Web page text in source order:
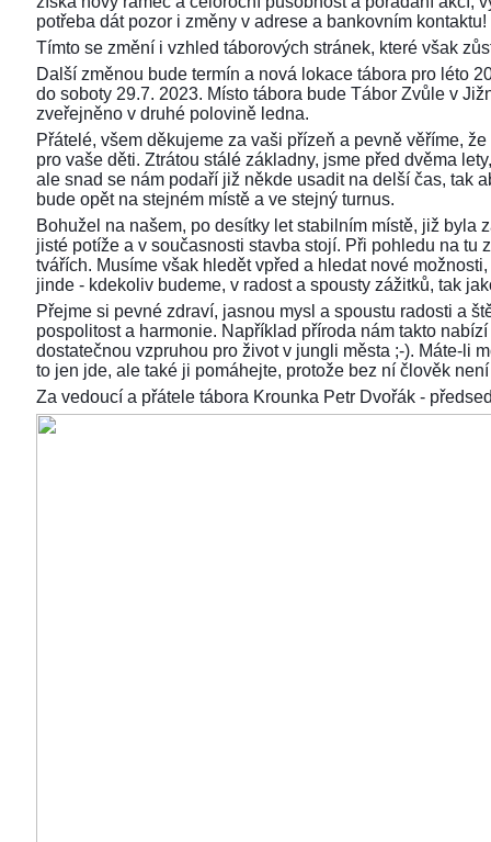
potřeba dát pozor i změny v adrese a bankovním kontaktu!
Tímto se změní i vzhled táborových stránek, které však
Další změnou bude termín a nová lokace tábora pro léto
do soboty 29.7. 2023. Místo tábora bude Tábor Zvůle v
zveřejněno v druhé polovině ledna.
Přátelé, všem děkujeme za vaši přízeň a pevně věříme,
pro vaše děti. Ztrátou stálé základny, jsme před dvěma
ale snad se nám podaří již někde usadit na delší čas, tak
bude opět na stejném místě a ve stejný turnus.
Bohužel na našem, po desítky let stabilním místě, již byla
jisté potíže a v současnosti stavba stojí. Při pohledu na tu
tvářích. Musíme však hledět vpřed a hledat nové
jinde - kdekoliv budeme, v radost a spousty zážitků, tak
Přejme si pevné zdraví, jasnou mysl a spoustu radosti a
pospolitost a harmonie. Například příroda nám takto
dostatečnou vzpruhou pro život v jungli města ;-). Máte-li
to jen jde, ale také ji pomáhejte, protože bez ní člověk
Za vedoucí a přátele tábora Krounka Petr Dvořák -